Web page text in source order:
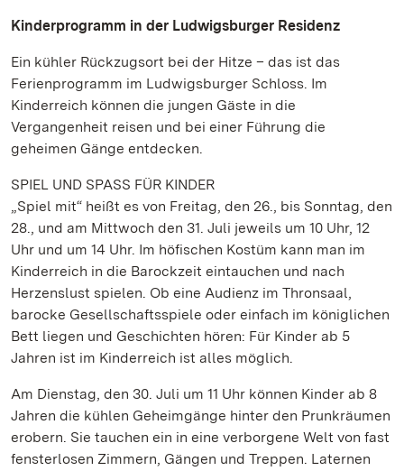
Kinderprogramm in der Ludwigsburger Residenz
Ein kühler Rückzugsort bei der Hitze – das ist das
Ferienprogramm im Ludwigsburger Schloss. Im
Kinderreich können die jungen Gäste in die
Vergangenheit reisen und bei einer Führung die
geheimen Gänge entdecken.
SPIEL UND SPASS FÜR KINDER
„Spiel mit“ heißt es von Freitag, den 26., bis Sonntag, den
28., und am Mittwoch den 31. Juli jeweils um 10 Uhr, 12
Uhr und um 14 Uhr. Im höfischen Kostüm kann man im
Kinderreich in die Barockzeit eintauchen und nach
Herzenslust spielen. Ob eine Audienz im Thronsaal,
barocke Gesellschaftsspiele oder einfach im königlichen
Bett liegen und Geschichten hören: Für Kinder ab 5
Jahren ist im Kinderreich ist alles möglich.
Am Dienstag, den 30. Juli um 11 Uhr können Kinder ab 8
Jahren die kühlen Geheimgänge hinter den Prunkräumen
erobern. Sie tauchen ein in eine verborgene Welt von fast
fensterlosen Zimmern, Gängen und Treppen. Laternen